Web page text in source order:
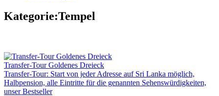
Kategorie:Tempel
Transfer-Tour Goldenes Dreieck
Transfer-Tour: Start von jeder Adresse auf Sri Lanka möglich,
Halbpension, alle Eintritte für die genannten Sehenswürdigkeiten,
unser Bestseller